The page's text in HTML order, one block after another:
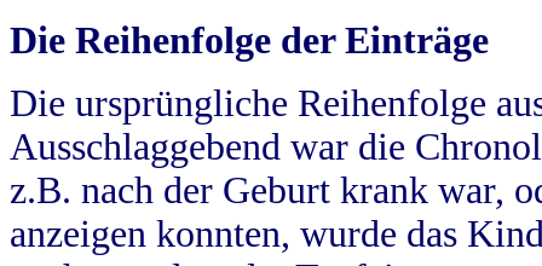
Die Reihenfolge der Einträge
Die ursprüngliche Reihenfolge
Ausschlaggebend war die
z.B. nach der Geburt krank war,
anzeigen konnten, wurde das